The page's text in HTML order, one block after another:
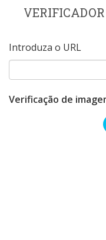
Introduza o URL
Verificação de